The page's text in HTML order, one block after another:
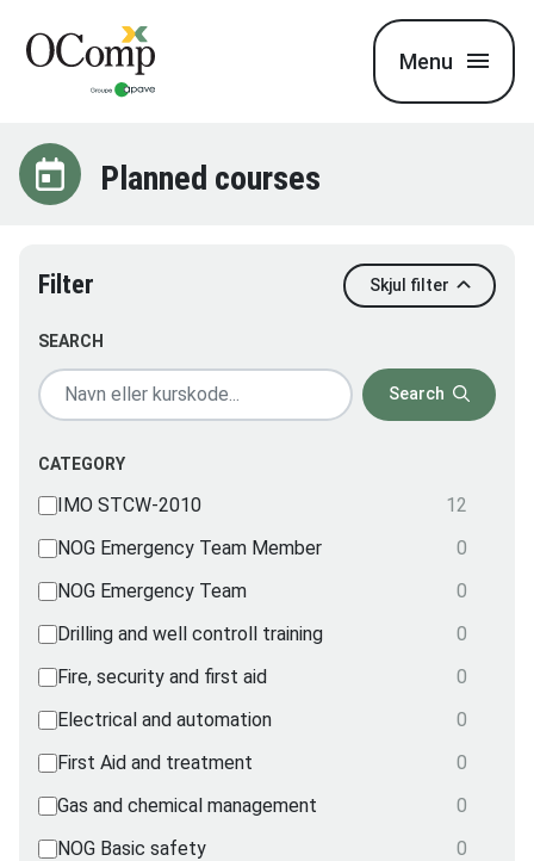
Menu
Planned courses
Filter Skjul filter
SEARCH
Search
CATEGORY
IMO STCW-2010
12
NOG Emergency Team Member
0
NOG Emergency Team
0
Drilling and well controll training
0
Fire, security and first aid
0
Electrical and automation
0
First Aid and treatment
0
Gas and chemical management
0
NOG Basic safety
0